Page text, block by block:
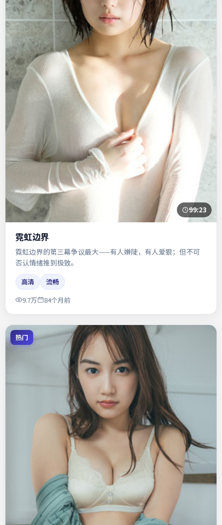
99:23
霓虹边界
霓虹边界的第三幕争议最大——有人嫌陡，有人爱狠；但不可
否认情绪推到极致。
高清
流畅
9.7万
84个月前
热门